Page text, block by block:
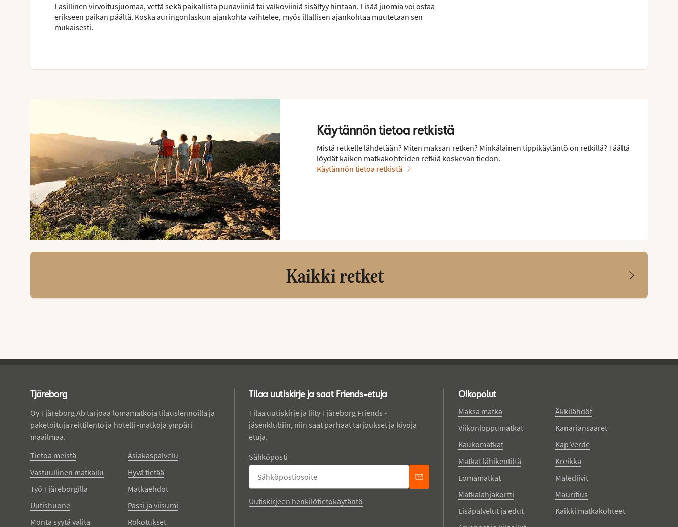
Lasillinen virvoitusjuomaa, vettä sekä paikallista punaviiniä tai valkoviiniä sisältyy hintaan. Lisää juomia voi ostaa
erikseen paikan päältä. Koska auringonlaskun ajankohta vaihtelee, myös illallisen ajankohtaa muutetaan sen
mukaisesti.
Käytännön tietoa retkistä
Mistä retkelle lähdetään? Miten maksan retken? Minkälainen tippikäytäntö on retkillä? Täältä
löydät kaiken matkakohteiden retkiä koskevan tiedon.
Käytännön tietoa retkistä
Kaikki retket
Tjäreborg
Oy Tjäreborg Ab tarjoaa lomamatkoja tilauslennoilla ja
paketoituja reittilento ja hotelli -matkoja ympäri
maailmaa.
Tietoa meistä
Vastuullinen matkailu
Työ Tjäreborgilla
Uutishuone
Monta syytä valita
Asiakaspalvelu
Hyvä tietää
Matkaehdot
Passi ja viisumi
Rokotukset
Tilaa uutiskirje ja saat Friends-etuja
Tilaa uutiskirje ja liity Tjäreborg Friends -
jäsenklubiin, niin saat parhaat tarjoukset ja kivoja
etuja.
Sähköposti
Uutiskirjeen henkilötietokäytäntö
Oikopolut
Maksa matka
Viikonloppumatkat
Kaukomatkat
Matkat lähikentiltä
Lomamatkat
Matkalahjakortti
Lisäpalvelut ja edut
Äkkilähdöt
Kanariansaaret
Kap Verde
Kreikka
Malediivit
Mauritius
Kaikki matkakohteet